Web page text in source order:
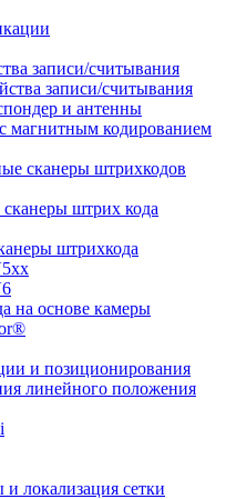
записи/считывания
записи/считывания
и антенны
магнитным кодированием
сканеры штрихкодов
штрих кода
штрихкода
на основе камеры
и позиционирования
линейного положения
локализация сетки